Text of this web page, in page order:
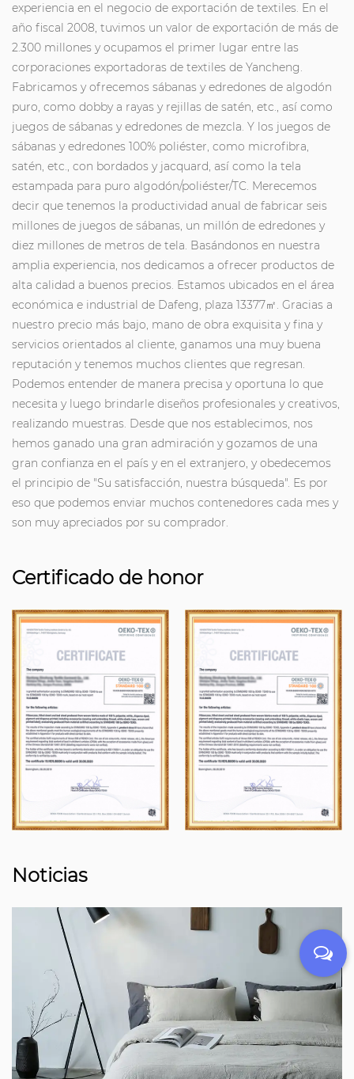
experiencia en el negocio de exportación de textiles. En el
año fiscal 2008, tuvimos un valor de exportación de más de
2.300 millones y ocupamos el primer lugar entre las
corporaciones exportadoras de textiles de Yancheng.
Fabricamos y ofrecemos sábanas y edredones de algodón
puro, como dobby a rayas y rejillas de satén, etc., así como
juegos de sábanas y edredones de mezcla. Y los juegos de
sábanas y edredones 100% poliéster, como microfibra,
satén, etc., con bordados y jacquard, así como la tela
estampada para puro algodón/poliéster/TC. Merecemos
decir que tenemos la productividad anual de fabricar seis
millones de juegos de sábanas, un millón de edredones y
diez millones de metros de tela. Basándonos en nuestra
amplia experiencia, nos dedicamos a ofrecer productos de
alta calidad a buenos precios. Estamos ubicados en el área
económica e industrial de Dafeng, plaza 13377㎡. Gracias a
nuestro precio más bajo, mano de obra exquisita y fina y
servicios orientados al cliente, ganamos una muy buena
reputación y tenemos muchos clientes que regresan.
Podemos entender de manera precisa y oportuna lo que
necesita y luego brindarle diseños profesionales y creativos,
realizando muestras. Desde que nos establecimos, nos
hemos ganado una gran admiración y gozamos de una
gran confianza en el país y en el extranjero, y obedecemos
el principio de "Su satisfacción, nuestra búsqueda". Es por
eso que podemos enviar muchos contenedores cada mes y
son muy apreciados por su comprador.
Certificado de honor
Noticias